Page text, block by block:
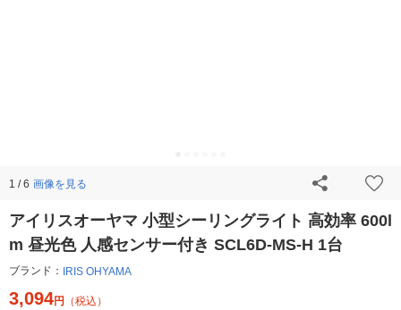
1 / 6 画像を見る
アイリスオーヤマ 小型シーリングライト 高効率 600l
m 昼光色 人感センサー付き SCL6D-MS-H 1台
ブランド： IRIS OHYAMA
3,094円 （税込）